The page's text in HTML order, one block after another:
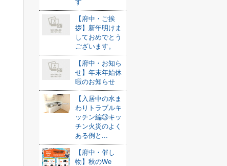
す
【府中・ご挨
拶】新年明けま
しておめでとう
ございます。
【府中・お知ら
せ】年末年始休
暇のお知らせ
【入居中の水ま
わりトラブルキ
ッチン編③キッ
チン火災のよく
ある例と...
【府中・催し
物】秋のWe